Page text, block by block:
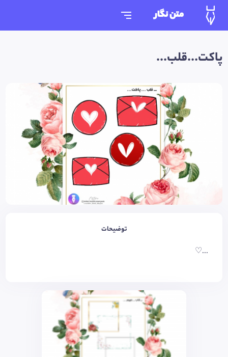
متن نگار
پاکت...قلب...
توضیحات
...♡